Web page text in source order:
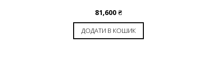
81,600 ₴
ДОДАТИ В КОШИК